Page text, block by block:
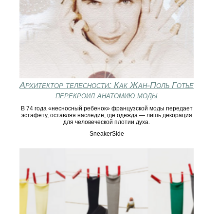
Архитектор телесности: Как Жан-Поль Готье
перекроил анатомию моды
В 74 года «несносный ребенок» французской моды передает
эстафету, оставляя наследие, где одежда — лишь декорация
для человеческой плотии духа.
SneakerSide